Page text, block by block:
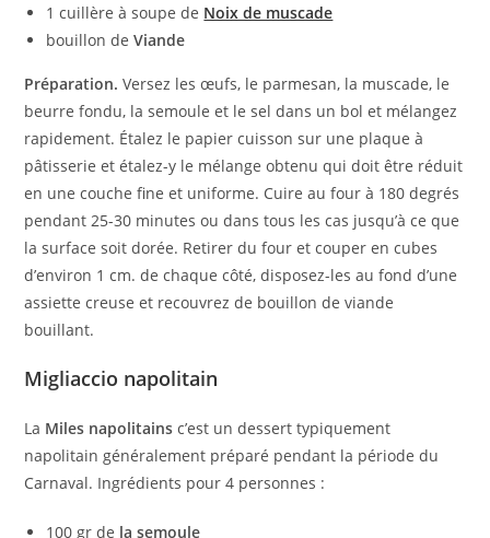
1 cuillère à soupe de Noix de muscade
bouillon deViande
Préparation.Versez les œufs, le parmesan, la muscade, le
beurre fondu, la semoule et le sel dans un bol et mélangez
rapidement. Étalez le papier cuisson sur une plaque à
pâtisserie et étalez-y le mélange obtenu qui doit être réduit
en une couche fine et uniforme. Cuire au four à 180 degrés
pendant 25-30 minutes ou dans tous les cas jusqu’à ce que
la surface soit dorée. Retirer du four et couper en cubes
d’environ 1 cm. de chaque côté, disposez-les au fond d’une
assiette creuse et recouvrez de bouillon de viande
bouillant.
Migliaccio napolitain
La Miles napolitains c’est un dessert typiquement
napolitain généralement préparé pendant la période du
Carnaval. Ingrédients pour 4 personnes :
100 gr de la semoule